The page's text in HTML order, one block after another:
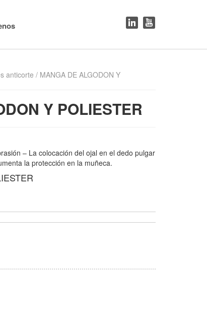
anticorte / MANGA DE ALGODON Y
Y POLIESTER
– La colocación del ojal en el dedo pulgar
la protección en la muñeca.